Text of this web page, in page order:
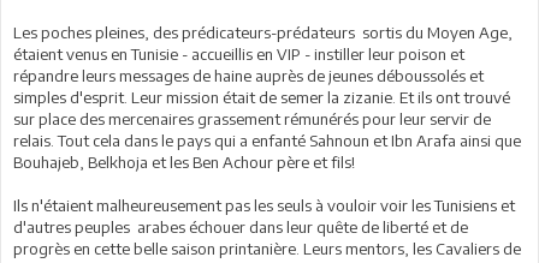
Les poches pleines, des prédicateurs-prédateurs sortis du Moyen Age,
étaient venus en Tunisie - accueillis en VIP - instiller leur poison et
répandre leurs messages de haine auprès de jeunes déboussolés et
simples d'esprit. Leur mission était de semer la zizanie. Et ils ont trouvé
sur place des mercenaires grassement rémunérés pour leur servir de
relais. Tout cela dans le pays qui a enfanté Sahnoun et Ibn Arafa ainsi que
Bouhajeb, Belkhoja et les Ben Achour père et fils!
Ils n'étaient malheureusement pas les seuls à vouloir voir les Tunisiens et
d'autres peuples arabes échouer dans leur quête de liberté et de
progrès en cette belle saison printanière. Leurs mentors, les Cavaliers de